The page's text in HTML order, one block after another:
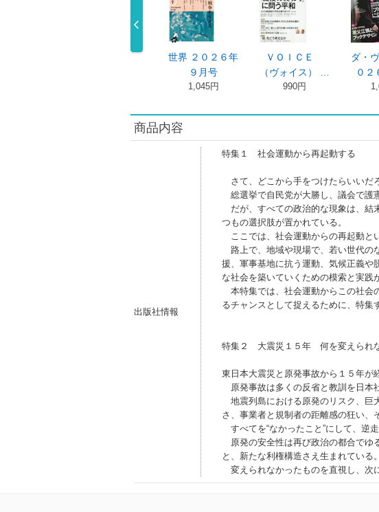
マンスリーＷＩ
世界 ２０２６年
９月号
1,045円
ＶＯＩＣＥ
（ヴォイス） …
990円
ダ・
０２
商品内容
出版社情報
特集１ 社会運動から再起動する
さて、どこから手をつけたらいいだ
総選挙で自民党が大勝し、議会で護
だが、すべての政治的な現象は、結
つもの選択肢が置かれている。
ここでは、社会運動からの再起動と
路上で、地域や現場で、若い世代の
援、軍事基地に抗う運動、気候正義
な社会を築いていくための模索と実践
本特集では、社会運動からこの社会
るチャンスとして捉えるために、特集
特集２ 大震災１５年 何を変えられ
東日本大震災と原発事故から１５年が
原発事故は多くの反省と教訓を日本
地震列島における原発のリスク、巨
さ、事業者と規制者の距離感の狂い、
すべてを“なかったこと”にして、逆
原発の安全性は再び政治の都合でゆ
と、新たな利権構造さえ生まれている
変えられなかったものを直視し、次